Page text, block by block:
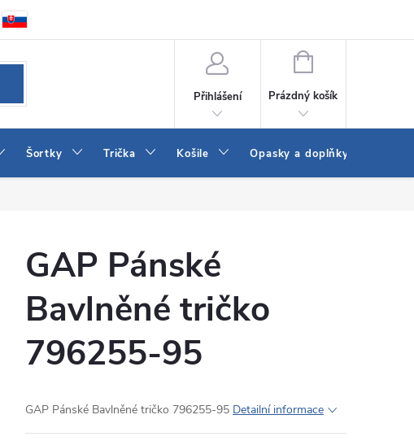
Kontakt
Přihlášení
NÁKUPNÍ
Prázdný košík
Šortky Trička Košile Opasky a doplňky
GAP Pánské
Bavlněné tričko
796255-95
GAP Pánské Bavlněné tričko 796255-95 Detailní informace